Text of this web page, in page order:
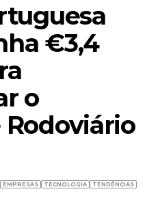
€3,4
o
EMPRESAS TECNOLOGIA TENDÊNCIAS